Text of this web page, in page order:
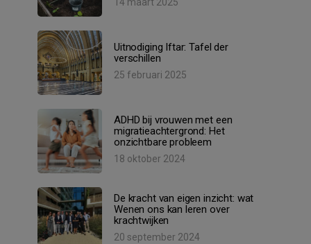
14 maart 2025
Uitnodiging Iftar: Tafel der
verschillen
25 februari 2025
ADHD bij vrouwen met een
migratieachtergrond: Het
onzichtbare probleem
18 oktober 2024
De kracht van eigen inzicht: wat
Wenen ons kan leren over
krachtwijken
20 september 2024